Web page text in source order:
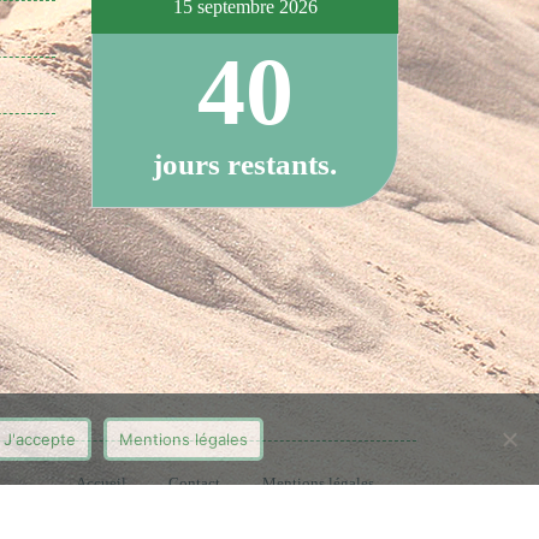
15 septembre 2026
40
jours restants.
Accueil Contact Mentions légales
J'accepte Mentions légales